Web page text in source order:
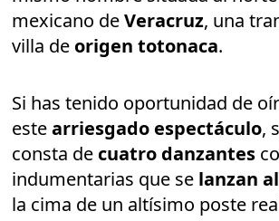
mexicano deVeracruz, una
villa de origen totonaca.
Si has tenido oportunidad de
estearriesgado espectáculo,
consta de cuatro danzantes
indumentarias que se lanzan
la cima de un altísimo poste